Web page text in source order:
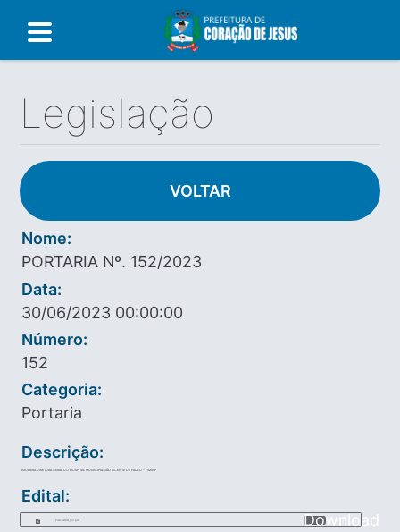
Legislação
VOLTAR
Nome:
PORTARIA Nº. 152/2023
Data:
30/06/2023 00:00:00
Número:
152
Categoria:
Portaria
Descrição:
EXONERA DIRETORA GERAL DO HOSPITAL MUNICIPAL SÃO VICENTE DE PAULO - HMSVP
Edital:
PORTARIA_152.pdf Download